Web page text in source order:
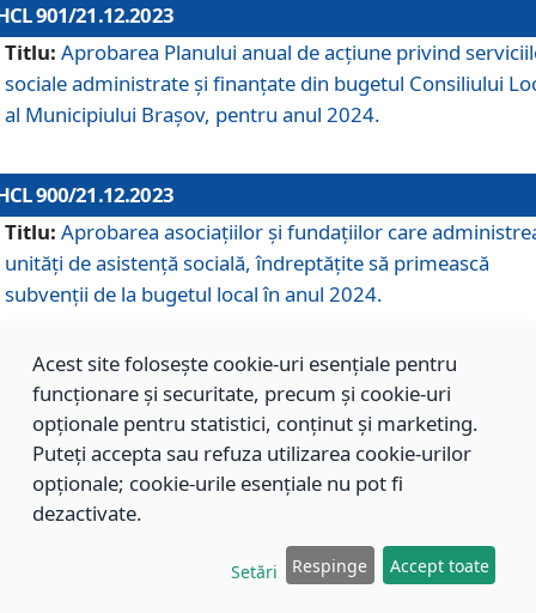
901/21.12.2023
Titlu: Aprobarea Planului anual de acțiune privind
sociale administrate și finanțate din bugetul Consiliului
al Municipiului Brașov, pentru anul 2024.
900/21.12.2023
Titlu: Aprobarea asociațiilor şi fundațiilor care
unități de asistenţă socială, îndreptăţite să primească
subvenţii de la bugetul local în anul 2024.
899/21.12.2023
Aprobarea standardelor de cost pentru serviciile
sociale furnizate în cadrul Direcției de Asistență Socială
Brașov, pentru anul 2024.
Modificarea Anexei la H.C.L. nr. 91 din 09.02.2018,
Acest site folosește cookie-uri esențiale pentru
funcționare și securitate, precum și cookie-uri
opționale pentru statistici, conținut și marketing.
Puteți accepta sau refuza utilizarea cookie-urilor
opționale; cookie-urile esențiale nu pot fi
dezactivate.
Setări Respinge Accept toate